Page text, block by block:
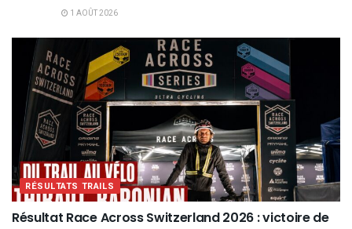
1 AOÛT 2026
RÉSULTATS TRAILS
Résultat Race Across Switzerland 2026 : victoire de